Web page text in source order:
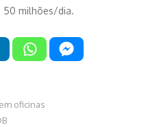
50 milhões/dia.
oficinas